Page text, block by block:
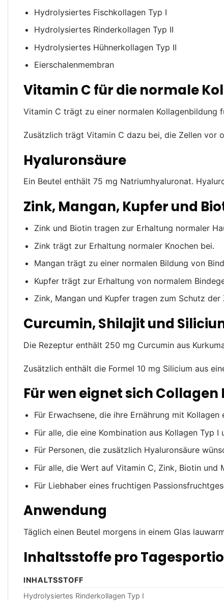
Hydrolysiertes Fischkollagen Typ I
Hydrolysiertes Rinderkollagen Typ II
Hydrolysiertes Hühnerkollagen Typ II
Eierschalenmembran
Vitamin C für die normale
Vitamin C trägt zu einer normalen Kollagenbildung
Zusätzlich trägt Vitamin C dazu bei, die Zellen vor
Hyaluronsäure
Ein Beutel enthält 75 mg Natriumhyaluronat.
Zink, Mangan, Kupfer und
Zink und Biotin tragen zur Erhaltung normaler
Zink trägt zur Erhaltung normaler Knochen bei.
Mangan trägt zu einer normalen Bildung von
Kupfer trägt zur Erhaltung von normalem
Zink, Mangan und Kupfer tragen zum Schutz
Curcumin, Shilajit und
Die Rezeptur enthält 250 mg Curcumin aus
Zusätzlich enthält die Formel 10 mg Silicium aus
Für wen eignet sich
Für Erwachsene, die ihre Ernährung mit
Für alle, die eine Kombination aus Kollagen Typ I
Für Personen, die zusätzlich Hyaluronsäure
Für alle, die Wert auf Vitamin C, Zink, Biotin und
Für Liebhaber eines fruchtigen
Anwendung
Täglich einen Beutel morgens in einem Glas
Inhaltsstoffe pro
INHALTSSTOFF
Hydrolysiertes Rinderkollagen Typ I